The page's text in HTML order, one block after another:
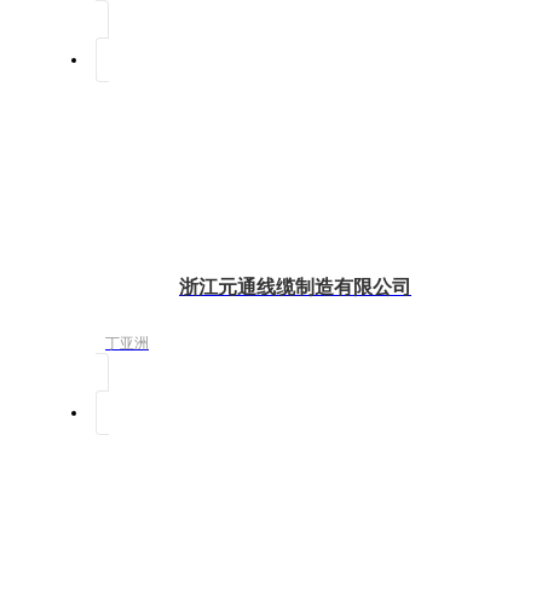
浙江元通线缆制造有限公司
丁亚洲